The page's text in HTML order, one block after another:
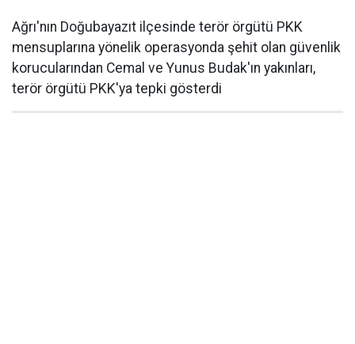
Ağrı'nın Doğubayazıt ilçesinde terör örgütü PKK
mensuplarına yönelik operasyonda şehit olan güvenlik
korucularından Cemal ve Yunus Budak'ın yakınları,
terör örgütü PKK'ya tepki gösterdi